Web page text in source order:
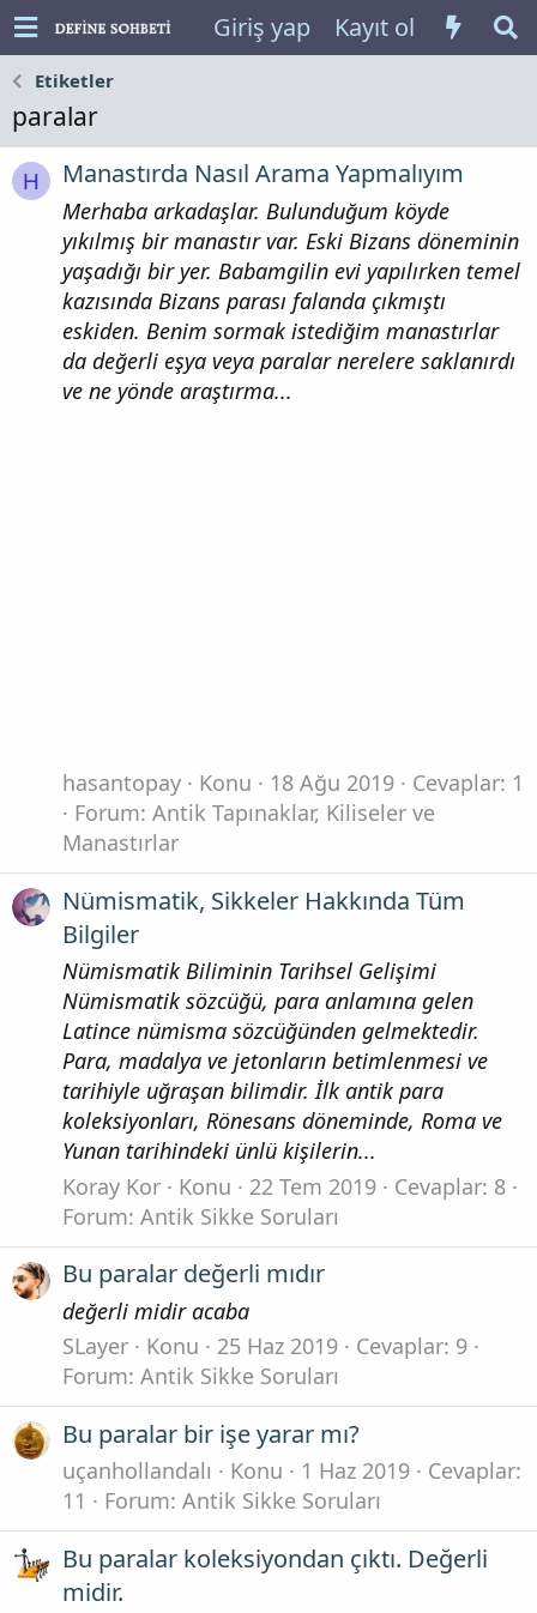
Giriş yap Kayıt ol
Etiketler
paralar
H Manastırda Nasıl Arama Yapmalıyım
Merhaba arkadaşlar. Bulunduğum köyde
yıkılmış bir manastır var. Eski Bizans döneminin
yaşadığı bir yer. Babamgilin evi yapılırken temel
kazısında Bizans parası falanda çıkmıştı
eskiden. Benim sormak istediğim manastırlar
da değerli eşya veya paralar nerelere saklanırdı
ve ne yönde araştırma...
hasantopay Konu 18 Ağu 2019
Cevaplar: 1
Forum: Antik Tapınaklar, Kiliseler ve
Manastırlar
Nümismatik, Sikkeler Hakkında Tüm
Bilgiler
Nümismatik Biliminin Tarihsel Gelişimi
Nümismatik sözcüğü, para anlamına gelen
Latince nümisma sözcüğünden gelmektedir.
Para, madalya ve jetonların betimlenmesi ve
tarihiyle uğraşan bilimdir. İlk antik para
koleksiyonları, Rönesans döneminde, Roma ve
Yunan tarihindeki ünlü kişilerin...
Koray Kor
Konu 22 Tem 2019
Cevaplar: 8
Forum: Antik Sikke Soruları
Bu paralar değerli mıdır
değerli midir acaba
SLayer
Konu 25 Haz 2019
Cevaplar: 9
Forum: Antik Sikke Soruları
Bu paralar bir işe yarar mı?
uçanhollandalı Konu 1 Haz 2019
Cevaplar:
11
Forum: Antik Sikke Soruları
Bu paralar koleksiyondan çıktı. Değerli
midir.